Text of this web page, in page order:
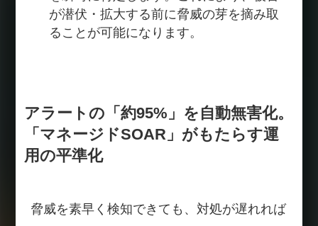
が潜伏・拡大する前に脅威の芽を摘み取
ることが可能になります。
アラートの「約95%」を自動無害化。
「マネージドSOAR」がもたらす運
用の平準化
脅威を素早く検知できても、対処が遅れれば